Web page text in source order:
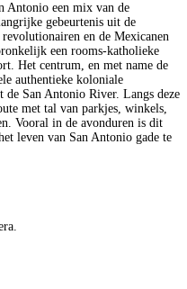
Antonio een mix van de
gebeurtenis uit de
revolutionairen en de Mexicanen
een rooms-katholieke
Het centrum, en met name de
authentieke koloniale
San Antonio River. Langs deze
met tal van parkjes, winkels,
Vooral in de avonduren is dit
leven van San Antonio gade te